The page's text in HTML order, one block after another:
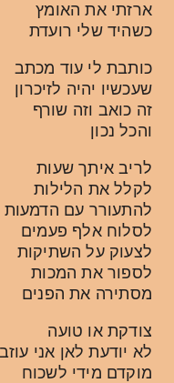
ארזתי את האומץ
כשהיד שלי רועדת
כותבת לי עוד מכתב
שעכשיו יהיה לזיכרון
זה כואב וזה שורף
והכל נכון
לריב איתך שעות
לקלל את הלילות
להתעורר עם הדמעות
לסלוח אלף פעמים
לצעוק על השתיקות
לספור את המכות
מסתירה את הפנים
צודקת או טועה
לא יודעת לאן אני
מוקדם מידי לשכוח